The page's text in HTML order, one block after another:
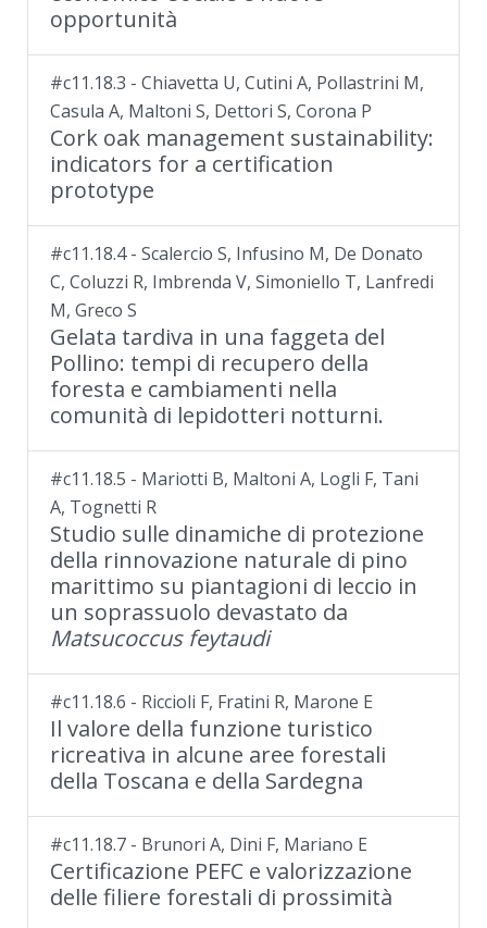
opportunità
#c11.18.3 - Chiavetta U, Cutini A, Pollastrini M,
Casula A, Maltoni S, Dettori S, Corona P
Cork oak management sustainability:
indicators for a certification
prototype
#c11.18.4 - Scalercio S, Infusino M, De Donato
C, Coluzzi R, Imbrenda V, Simoniello T, Lanfredi
M, Greco S
Gelata tardiva in una faggeta del
Pollino: tempi di recupero della
foresta e cambiamenti nella
comunità di lepidotteri notturni.
#c11.18.5 - Mariotti B, Maltoni A, Logli F, Tani
A, Tognetti R
Studio sulle dinamiche di protezione
della rinnovazione naturale di pino
marittimo su piantagioni di leccio in
un soprassuolo devastato da
Matsucoccus feytaudi
#c11.18.6 - Riccioli F, Fratini R, Marone E
Il valore della funzione turistico
ricreativa in alcune aree forestali
della Toscana e della Sardegna
#c11.18.7 - Brunori A, Dini F, Mariano E
Certificazione PEFC e valorizzazione
delle filiere forestali di prossimità